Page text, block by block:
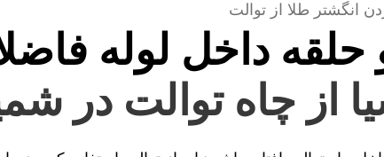
انگشتر طلا از توالت
حلقه داخل لوله
از چاه توالت در